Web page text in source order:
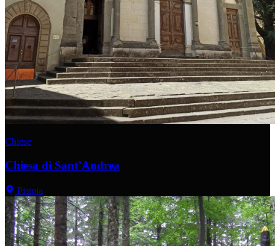
Chiese
Chiesa di Sant’Andrea
Pistoia